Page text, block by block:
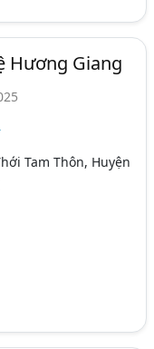
Hương Giang
Tam Thôn, Huyện